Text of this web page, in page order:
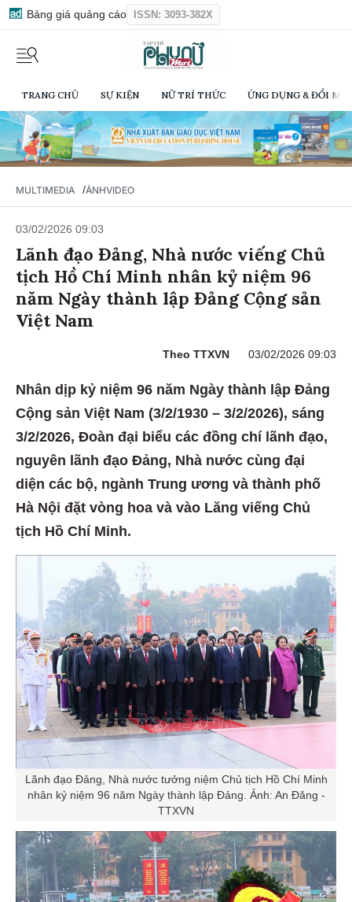
Bảng giá quảng cáo ISSN: 3093-382X
TRANG CHỦ SỰ KIỆN NỮ TRÍ THỨC ỨNG DỤNG & ĐỔI
MULTIMEDIA /ẢNHVIDEO
03/02/2026 09:03
Lãnh đạo Đảng, Nhà nước viếng Chủ
tịch Hồ Chí Minh nhân kỷ niệm 96
năm Ngày thành lập Đảng Cộng sản
Việt Nam
Theo TTXVN 03/02/2026 09:03
Nhân dịp kỷ niệm 96 năm Ngày thành lập Đảng
Cộng sản Việt Nam (3/2/1930 – 3/2/2026), sáng
3/2/2026, Đoàn đại biểu các đồng chí lãnh đạo,
nguyên lãnh đạo Đảng, Nhà nước cùng đại
diện các bộ, ngành Trung ương và thành phố
Hà Nội đặt vòng hoa và vào Lăng viếng Chủ
tịch Hồ Chí Minh.
Lãnh đạo Đảng, Nhà nước tưởng niệm Chủ tịch Hồ Chí Minh
nhân kỷ niệm 96 năm Ngày thành lập Đảng. Ảnh: An Đăng -
TTXVN